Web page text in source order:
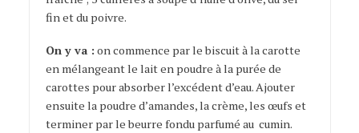
fin et du poivre.
On y va : on commence par le biscuit à la carotte
en mélangeant le lait en poudre à la purée de
carottes pour absorber l’excédent d’eau. Ajouter
ensuite la poudre d’amandes, la crème, les œufs et
terminer par le beurre fondu parfumé au cumin.